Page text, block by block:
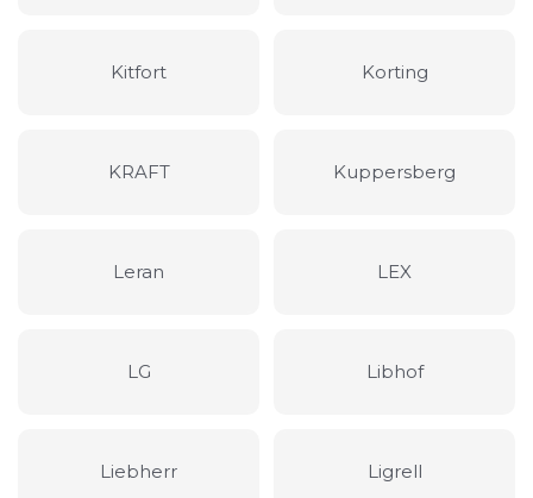
Kitfort Korting
KRAFT Kuppersberg
Leran LEX
LG Libhof
Liebherr Ligrell